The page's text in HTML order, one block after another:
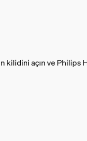
kilidini açın ve Philips